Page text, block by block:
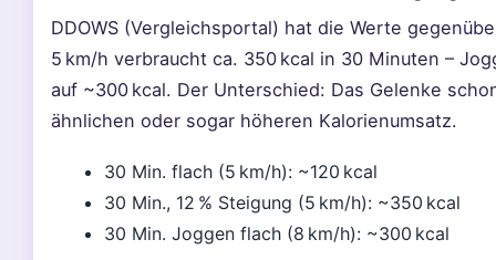
DDOWS (Vergleichsportal) hat die Werte
5 km/h verbraucht ca. 350 kcal in 30 Minuten –
auf ~300 kcal. Der Unterschied: Das Gelenke
ähnlichen oder sogar höheren Kalorienumsatz.
30 Min. flach (5 km/h): ~120 kcal
30 Min., 12 % Steigung (5 km/h): ~350 kcal
30 Min. Joggen flach (8 km/h): ~300 kcal